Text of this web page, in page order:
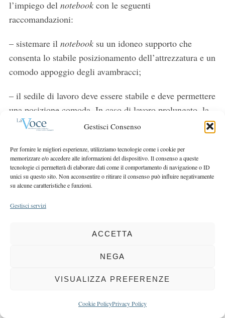
Gestisci Consenso
Per fornire le migliori esperienze, utilizziamo tecnologie come i cookie per
memorizzare e/o accedere alle informazioni del dispositivo. Il consenso a queste
tecnologie ci permetterà di elaborare dati come il comportamento di navigazione o ID
unici su questo sito. Non acconsentire o ritirare il consenso può influire negativamente
su alcune caratteristiche e funzioni.
Gestisci servizi
ACCETTA
NEGA
VISUALIZZA PREFERENZE
Cookie PolicyPrivacy Policy
l’impiego del notebookcon le seguenti
raccomandazioni:
– sistemare il notebooksu un idoneo supporto che
consenta lo stabile posizionamento dell’attrezzatura e un
comodo appoggio degli avambracci;
– il sedile di lavoro deve essere stabile e deve permettere
una posizione comoda. In caso di lavoro prolungato, la
seduta deve avere bordi smussati;
– è importante stare seduti con un comodo appoggio
della zona lombare e su una seduta non rigida
(eventualmente utilizzare dei cuscini poco spessi);
zona lombare, evitando di piegarla in avanti;
– mantenere gli avambracci, i polsi e le mani allineati
angolare i polsi;
– è opportuno che gli avambracci siano appoggiati sul